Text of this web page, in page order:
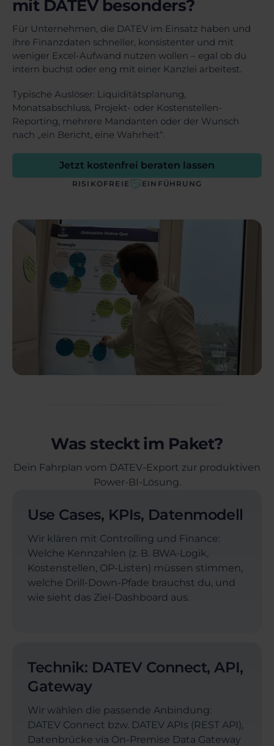
mit DATEV besonders?
Für Unternehmen, die DATEV im Einsatz haben und
ihre Finanzdaten schneller, konsistenter und mit
weniger Excel-Aufwand nutzen wollen – egal ob du
intern buchst oder eng mit einer Kanzlei arbeitest.
Typische Auslöser: Liquiditätsplanung,
Monatsabschluss, Projekt- oder Kostenstellen-
Reporting, mehrere Mandanten oder der Wunsch
nach „ein Bericht, eine Wahrheit“.
Jetzt kostenfrei beraten lassen
RISIKOFREIE EINFÜHRUNG
Was steckt im Paket?
Dein Fahrplan vom DATEV-Export zur produktiven
Power-BI-Lösung.
Use Cases, KPIs, Datenmodell
Wir klären mit Controlling und Finance:
Welche Kennzahlen (z. B. BWA-Logik,
Kostenstellen, OP-Listen) müssen stimmen,
welche Drill-Down-Pfade brauchst du, und
wie sieht das Ziel-Dashboard aus.
Technik: DATEV Connect, API,
Gateway
Wir wählen die passende Anbindung:
DATEV Connect bzw. DATEV APIs (REST API),
Datenbrücke via On-Premise Data Gateway